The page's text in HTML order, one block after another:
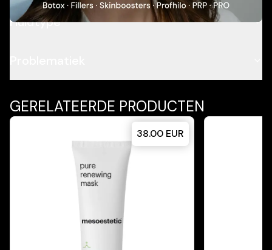
Huidtype
GERELATEERDE PRODUCTEN
38.00 EUR